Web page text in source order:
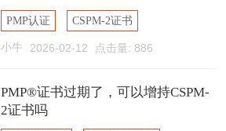
PMP认证 CSPM-2证书
PMP®证书
小牛 2026-02-12 点击量: 886
PMP®证书过期了，可以增持CSPM-
2证书吗